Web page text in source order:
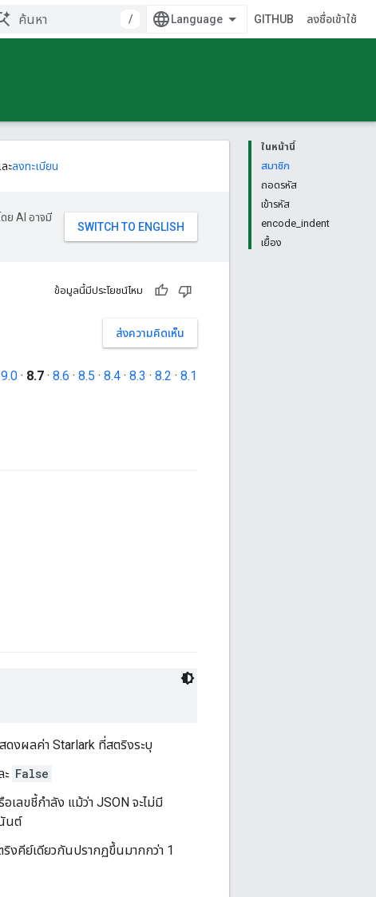
/ GITHUB ลงชื่อเข้าใช้
ในหน้านี้
สมาชิก
ถอดรหัส
เข้ารหัส
encode_indent
เยื้อง
ะลงทะเบียน
ย AI อาจมี
ข้อมูลนี้มีประโยชน์ไหม
ส่งความคิดเห็น
9.0 · 8.7 · 8.6 · 8.5 · 8.4 · 8.3 · 8.2 · 8.1
ดงผลค่า Starlark ที่สตริงระบุ
ะ False
เลขชี้กำลัง แม้ว่า JSON จะไม่มี
นต์
ริงคีย์เดียวกันปรากฏขึ้นมากกว่า 1